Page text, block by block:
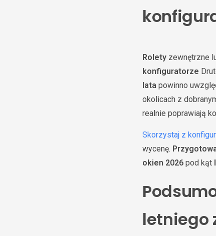
Rolety zewnętrzne
konfiguratorze
lata powinno
okolicach z
realnie poprawiają
Skorzystaj z
wycenę.
okien 2026 pod kąt
letniego